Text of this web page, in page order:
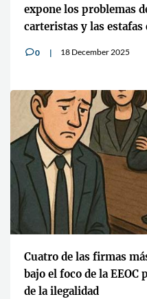
expone los problemas
carteristas y las estafas
v0 18 December 2025
Cuatro de las firmas
bajo el foco de la
de la ilegalidad